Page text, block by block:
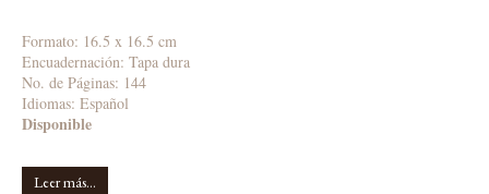
Formato: 16.5 x 16.5 cm
Encuadernación: Tapa dura
No. de Páginas: 144
Idiomas: Español
Disponible
Leer más...